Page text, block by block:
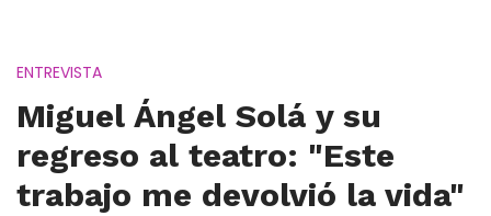
ENTREVISTA
Miguel Ángel Solá y su
regreso al teatro: "Este
trabajo me devolvió la vida"